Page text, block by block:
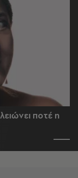
ποτέ η